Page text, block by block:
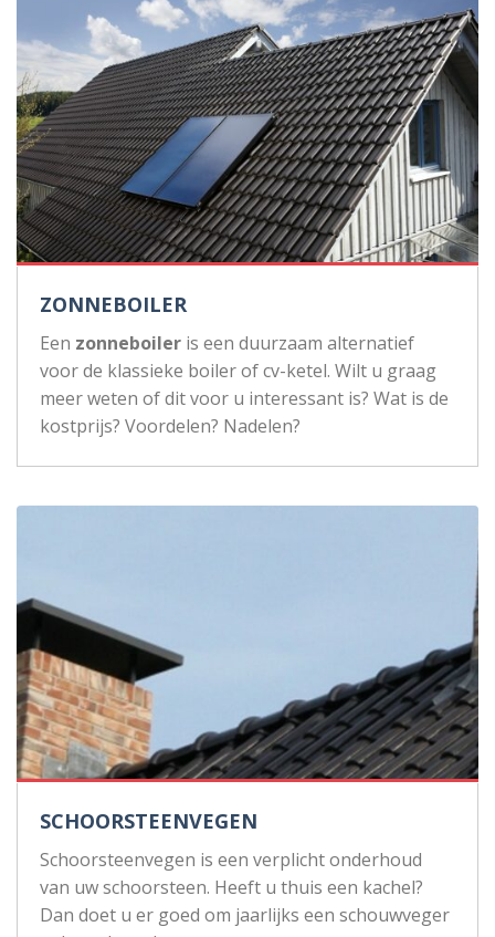
ZONNEBOILER
Een zonneboiler is een duurzaam alternatief
voor de klassieke boiler of cv-ketel. Wilt u graag
meer weten of dit voor u interessant is? Wat is de
kostprijs? Voordelen? Nadelen?
SCHOORSTEENVEGEN
Schoorsteenvegen is een verplicht onderhoud
van uw schoorsteen. Heeft u thuis een kachel?
Dan doet u er goed om jaarlijks een schouwveger